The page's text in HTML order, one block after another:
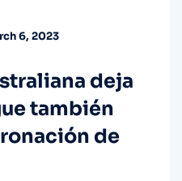
6, 2023
deja
también
de